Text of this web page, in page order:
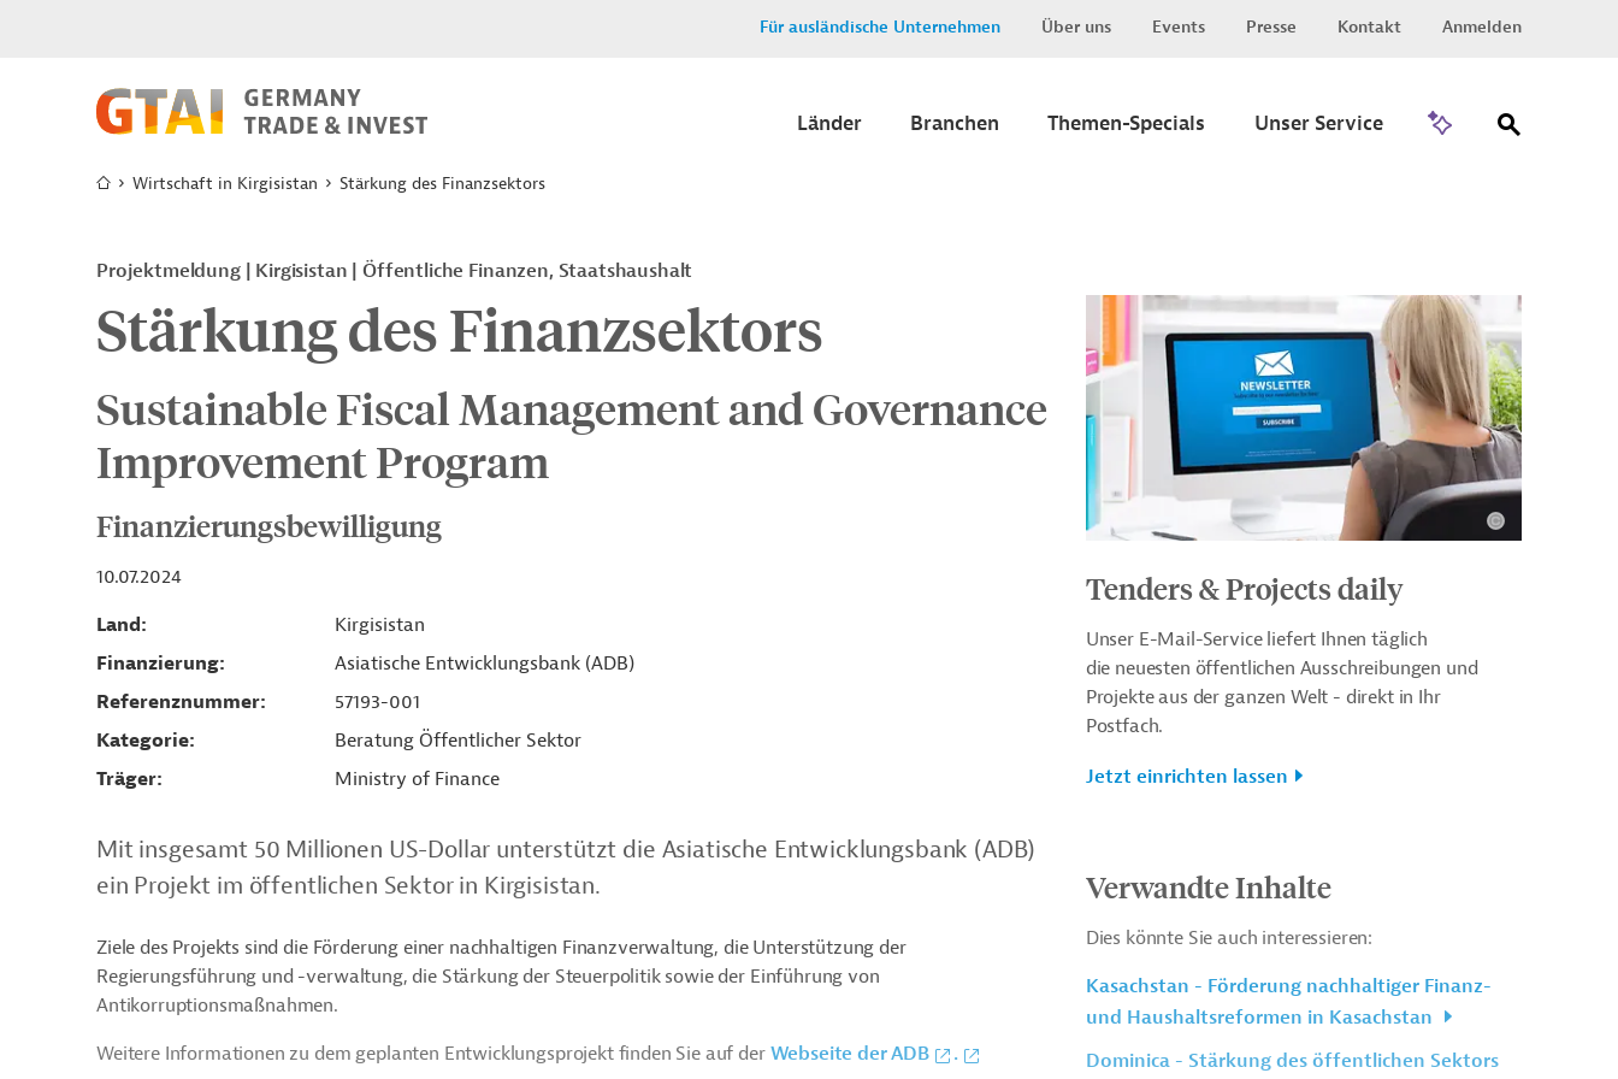
Für ausländische Unternehmen Über uns Events Presse Kontakt Anmelden
Länder Branchen Themen-Specials Unser Service
Wirtschaft in Kirgisistan Stärkung des Finanzsektors
Projektmeldung Kirgisistan Öffentliche Finanzen, Staatshaushalt
Stärkung des Finanzsektors
Sustainable Fiscal Management and Governance
Improvement Program
Finanzierungsbewilligung
10.07.2024
Land
Kirgisistan
Finanzierung
Asiatische Entwicklungsbank (ADB)
Referenznummer
57193-001
Kategorie
Beratung Öffentlicher Sektor
Träger
Ministry of Finance
Mit insgesamt 50 Millionen US-Dollar unterstützt die Asiatische Entwicklungsbank (ADB)
ein Projekt im öffentlichen Sektor in Kirgisistan.
Ziele des Projekts sind die Förderung einer nachhaltigen Finanzverwaltung, die Unterstützung der
Regierungsführung und -verwaltung, die Stärkung der Steuerpolitik sowie der Einführung von
Antikorruptionsmaßnahmen.
Weitere Informationen zu dem geplanten Entwicklungsprojekt finden Sie auf der Webseite der ADB
.
Tenders & Projects daily
Unser E-Mail-Service liefert Ihnen täglich
die neuesten öffentlichen Ausschreibungen und
Projekte aus der ganzen Welt - direkt in Ihr
Postfach.
Jetzt einrichten lassen
Verwandte Inhalte
Dies könnte Sie auch interessieren:
Kasachstan - Förderung nachhaltiger Finanz-
und Haushaltsreformen in Kasachstan
Dominica - Stärkung des öffentlichen Sektors